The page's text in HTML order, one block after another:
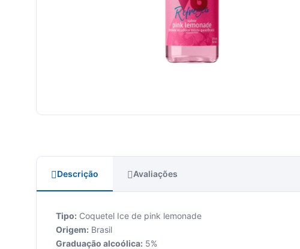
Descrição Avaliações
Tipo: Coquetel Ice de pink lemonade
Origem: Brasil
Graduação alcoólica: 5%